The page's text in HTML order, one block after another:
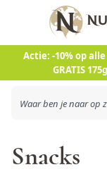
Actie: -10% op
GRATIS
Ga naar de inhoud
Snacks